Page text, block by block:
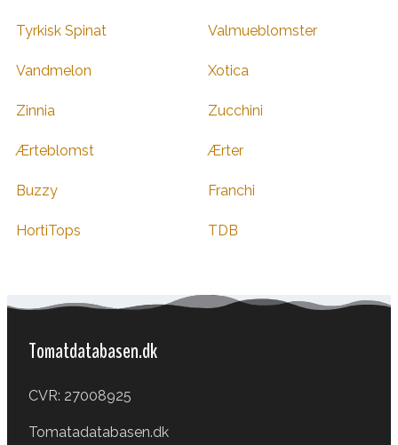
Tyrkisk Spinat Valmueblomster
Vandmelon Xotica
Zinnia Zucchini
Ærteblomst Ærter
Buzzy Franchi
HortiTops TDB
Tomatdatabasen.dk
CVR: 27008925
Tomatadatabasen.dk